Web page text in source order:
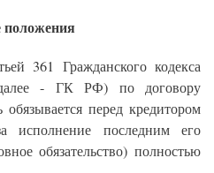
361 Гражданского кодекса
- ГК РФ) по договору
обязывается перед кредитором
исполнение последним его
обязательство) полностью